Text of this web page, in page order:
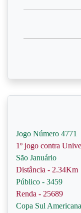
Jogo Número 4771
1º jogo contra
São Januário
Distância - 2.34Km
Público - 3459
Renda - 25689
Copa Sul